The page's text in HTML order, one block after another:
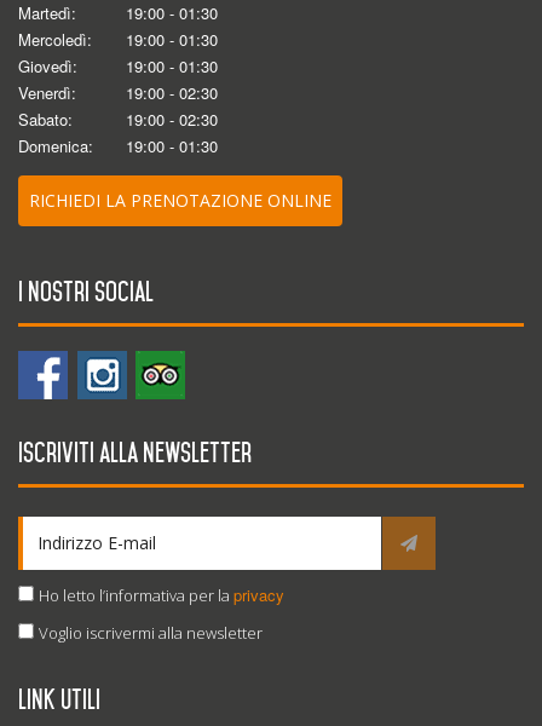
Martedì:
19:00 - 01:30
Mercoledì:
19:00 - 01:30
Giovedì:
19:00 - 01:30
Venerdì:
19:00 - 02:30
Sabato:
19:00 - 02:30
Domenica:
19:00 - 01:30
RICHIEDI LA PRENOTAZIONE ONLINE
I nostri social
Iscriviti alla newsletter
Ho letto l’informativa per la privacy
Voglio iscrivermi alla newsletter
Link utili